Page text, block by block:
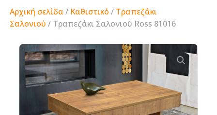
Αρχική σελίδα / Καθιστικό / Τραπεζάκι
Σαλονιού / Τραπεζάκι Σαλονιού Ross 81016